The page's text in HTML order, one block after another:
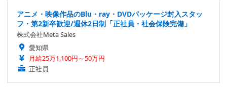
アニメ・映像作品のBlu・ray・DVDパッケージ封入スタッ
フ・第2新卒歓迎/週休2日制「正社員・社会保険完備」
株式会社Meta Sales
愛知県
月給25万1,100円～50万円
正社員